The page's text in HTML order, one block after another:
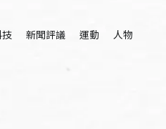
新聞評議 運動 人物